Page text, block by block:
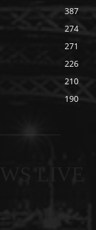
387
274
271
226
210
190